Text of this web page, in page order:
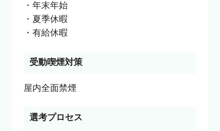
・年末年始
・夏季休暇
・有給休暇
受動喫煙対策
選考プロセス